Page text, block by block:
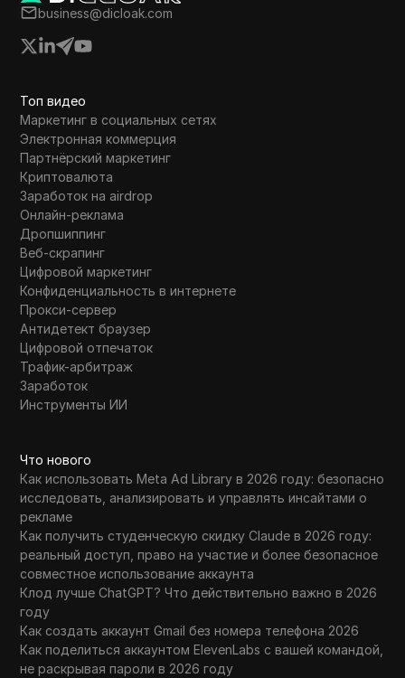
business@dicloak.com
Топ видео
Маркетинг в социальных сетях
Электронная коммерция
Партнёрский маркетинг
Криптовалюта
Заработок на airdrop
Онлайн-реклама
Дропшиппинг
Веб-скрапинг
Цифровой маркетинг
Конфиденциальность в интернете
Прокси-сервер
Антидетект браузер
Цифровой отпечаток
Трафик-арбитраж
Заработок
Инструменты ИИ
Что нового
Как использовать Meta Ad Library в 2026 году: безопасно
исследовать, анализировать и управлять инсайтами о
рекламе
Как получить студенческую скидку Claude в 2026 году:
реальный доступ, право на участие и более безопасное
совместное использование аккаунта
Клод лучше ChatGPT? Что действительно важно в 2026
году
Как создать аккаунт Gmail без номера телефона 2026
Как поделиться аккаунтом ElevenLabs с вашей командой,
не раскрывая пароли в 2026 году